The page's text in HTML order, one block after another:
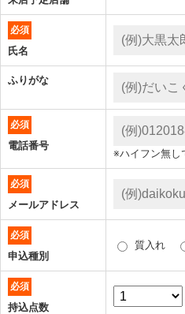
必須
氏名
ふりがな
必須
電話番号
※ハイフン無し
必須
メールアドレス
必須
申込種別
質入れ
必須
持込点数